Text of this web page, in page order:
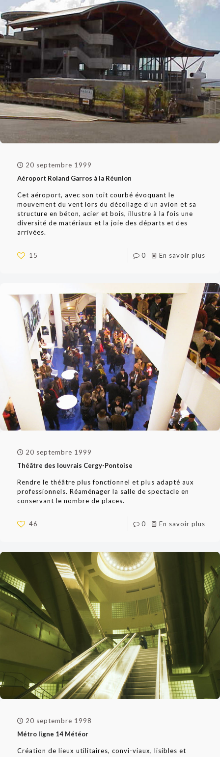
20 septembre 1999
Aéroport Roland Garros à la Réunion
Cet aéroport, avec son toit courbé évoquant le
mouvement du vent lors du décollage d’un avion et sa
structure en béton, acier et bois, illustre à la fois une
diversité de matériaux et la joie des départs et des
arrivées.
15 0 En savoir plus
20 septembre 1999
Théâtre des louvrais Cergy-Pontoise
Rendre le théâtre plus fonctionnel et plus adapté aux
professionnels. Réaménager la salle de spectacle en
conservant le nombre de places.
46 0 En savoir plus
20 septembre 1998
Métro ligne 14 Météor
Création de lieux utilitaires, convi-viaux, lisibles et